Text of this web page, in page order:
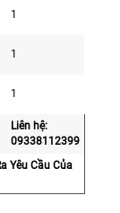
1
1
1
Liên hệ:
09338112399
Yêu Cầu Của